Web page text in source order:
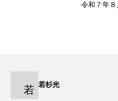
令和７年８
若 若杉光